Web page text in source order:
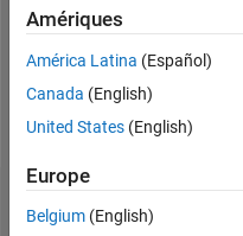
Following:
0
Follow
Tableau de bord
Amériques
América Latina (Español)
Canada (English)
United States (English)
Europe
Belgium (English)